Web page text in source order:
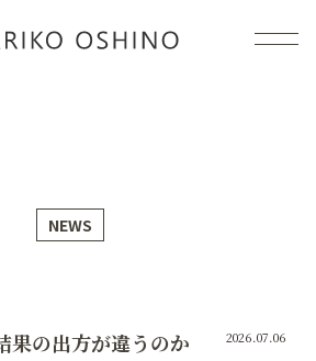
感情コ
NEWS
果の出方が違うのか 2026.07.06